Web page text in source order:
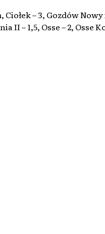
– 3, Gozdów
II – 1,5, Osse – 2, Osse